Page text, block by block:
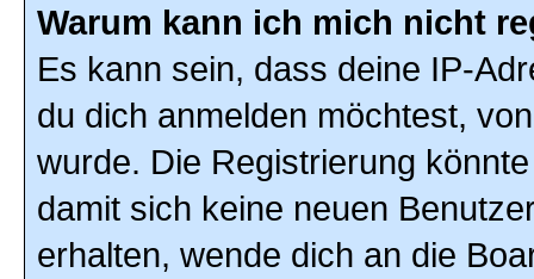
Warum kann ich mich nicht
Es kann sein, dass deine IP-
du dich anmelden möchtest,
wurde. Die Registrierung
damit sich keine neuen
erhalten, wende dich an die